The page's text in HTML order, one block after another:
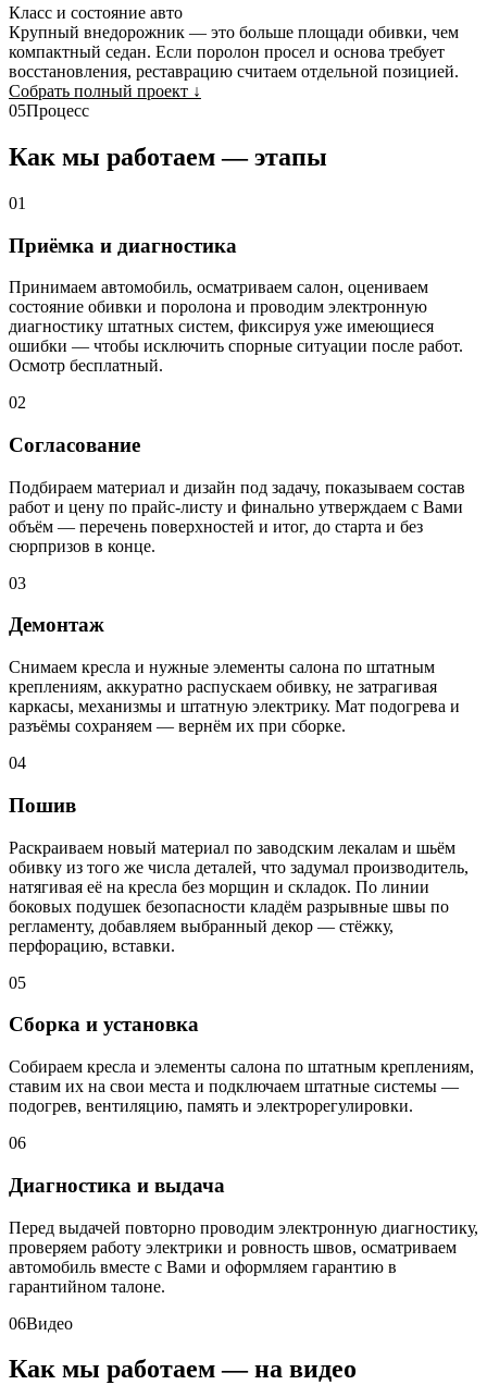
Класс и состояние авто
Крупный внедорожник — это больше площади обивки, чем
компактный седан. Если поролон просел и основа требует
восстановления, реставрацию считаем отдельной позицией.
Собрать полный проект ↓
05Процесс
Как мы работаем — этапы
01
Приёмка и диагностика
Принимаем автомобиль, осматриваем салон, оцениваем
состояние обивки и поролона и проводим электронную
диагностику штатных систем, фиксируя уже имеющиеся
ошибки — чтобы исключить спорные ситуации после работ.
Осмотр бесплатный.
02
Согласование
Подбираем материал и дизайн под задачу, показываем состав
работ и цену по прайс-листу и финально утверждаем с Вами
объём — перечень поверхностей и итог, до старта и без
сюрпризов в конце.
03
Демонтаж
Снимаем кресла и нужные элементы салона по штатным
креплениям, аккуратно распускаем обивку, не затрагивая
каркасы, механизмы и штатную электрику. Мат подогрева и
разъёмы сохраняем — вернём их при сборке.
04
Пошив
Раскраиваем новый материал по заводским лекалам и шьём
обивку из того же числа деталей, что задумал производитель,
натягивая её на кресла без морщин и складок. По линии
боковых подушек безопасности кладём разрывные швы по
регламенту, добавляем выбранный декор — стёжку,
перфорацию, вставки.
05
Сборка и установка
Собираем кресла и элементы салона по штатным креплениям,
ставим их на свои места и подключаем штатные системы —
подогрев, вентиляцию, память и электрорегулировки.
06
Диагностика и выдача
Перед выдачей повторно проводим электронную диагностику,
проверяем работу электрики и ровность швов, осматриваем
автомобиль вместе с Вами и оформляем гарантию в
гарантийном талоне.
06Видео
Как мы работаем — на видео